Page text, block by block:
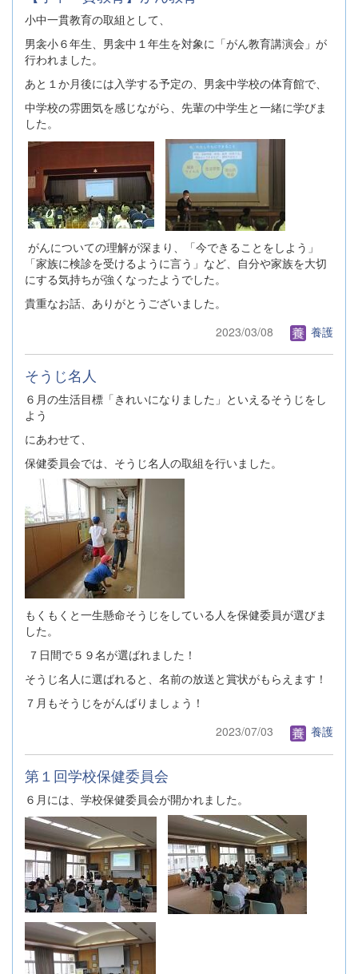
小中一貫教育の取組として、
男衾小６年生、男衾中１年生を対象に「がん教育講演会」が
行われました。
あと１か月後には入学する予定の、男衾中学校の体育館で、
中学校の雰囲気を感じながら、先輩の中学生と一緒に学びま
した。
がんについての理解が深まり、「今できることをしよう」
「家族に検診を受けるように言う」など、自分や家族を大切
にする気持ちが強くなったようでした。
貴重なお話、ありがとうございました。
2023/03/08
養護
そうじ名人
６月の生活目標「きれいになりました」といえるそうじをし
よう
にあわせて、
保健委員会では、そうじ名人の取組を行いました。
もくもくと一生懸命そうじをしている人を保健委員が選びま
した。
７日間で５９名が選ばれました！
そうじ名人に選ばれると、名前の放送と賞状がもらえます！
７月もそうじをがんばりましょう！
2023/07/03
養護
第１回学校保健委員会
６月には、学校保健委員会が開かれました。